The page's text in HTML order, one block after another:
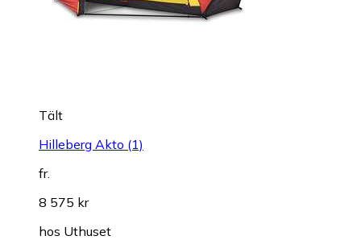
Tält
Hilleberg Akto (1)
fr.
8 575 kr
hos Uthuset